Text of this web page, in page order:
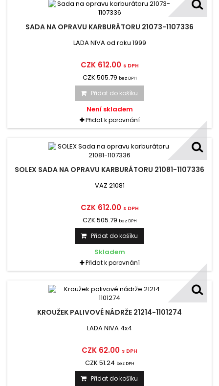
SADA NA OPRAVU KARBURÁTORU 21073-1107336
LADA NIVA od roku 1999
CZK 612.00 s DPH
CZK 505.79 bez DPH
Přidat do košíku
Není skladem
Přidat k porovnání
SOLEX SADA NA OPRAVU KARBURÁTORU 21081-1107336
VAZ 21081
CZK 612.00 s DPH
CZK 505.79 bez DPH
Přidat do košíku
Skladem
Přidat k porovnání
KROUŽEK PALIVOVÉ NÁDRŽE 21214-1101274
LADA NIVA 4x4
CZK 62.00 s DPH
CZK 51.24 bez DPH
Přidat do košíku